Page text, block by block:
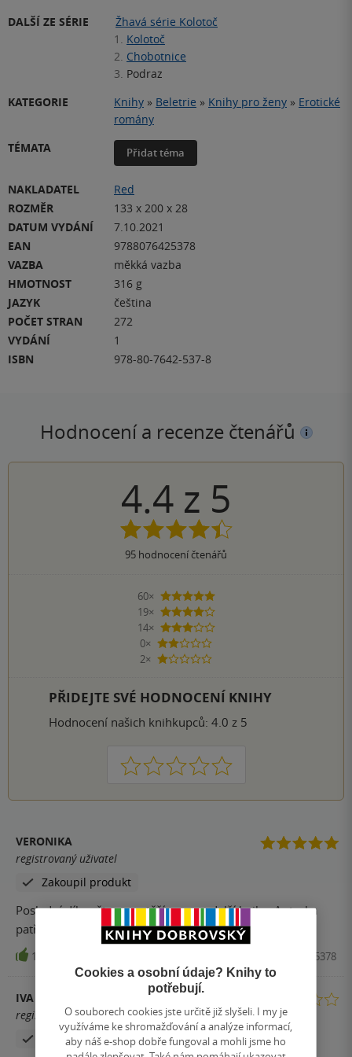
DALŠÍ ZE SÉRIE
Žhavá série Kolotoč
1. Kolotoč
2. Chobotnice
3. Podraz
KATEGORIE
Knihy » Beletrie » Knihy pro ženy » Erotické
romány
TÉMATA
Přidat téma
NAKLADATEL
Red
ROZMĚR
133 x 200 x 28
DATUM VYDÁNÍ
7.10.2021
EAN
9788076425378
VAZBA
měkká vazba
HMOTNOST
316 g
JAZYK
čeština
POČET STRAN
272
VYDÁNÍ
1
ISBN
978-80-7642-537-8
Hodnocení a recenze čtenářů
4.4 z 5
95 hodnocení čtenářů
60×
5 hvězdiček
19×
4 hvězdičky
14×
3 hvězdičky
0×
2 hvězdičky
2×
1 hvezdička
PŘIDEJTE SVÉ HODNOCENÍ KNIHY
Hodnocení našich knihkupců: 4.0 z 5
1 2 3 4 5
VERONIKA
registrovaný uživatel
Zakoupil produkt
Poslední díl opět super, těším se na další knihy. Autorka
patří mezi mé oblíbené.
17 Kniha, Red, 2021, 9788076425378
IVA
registrovaný uživatel
Zakoupil produkt
Cookies a osobní údaje? Knihy to
potřebují.
O souborech cookies jste určitě již slyšeli. I my je
využíváme ke shromažďování a analýze informací,
aby náš e-shop dobře fungoval a mohli jsme ho